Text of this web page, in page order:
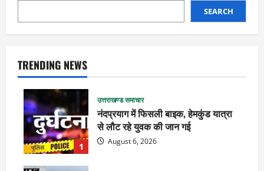
SEARCH
TRENDING NEWS
1
उत्तराखण्ड समाचार
नंदप्रयाग में फिसली बाइक, हेमकुंड यात्रा
से लौट रहे युवक की जान गई
August 6, 2026